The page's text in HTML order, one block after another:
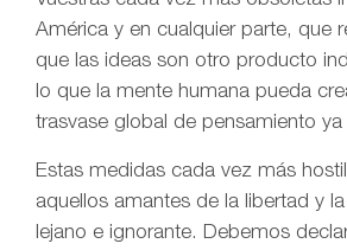
América y en cualquier parte, que
que las ideas son otro producto
lo que la mente humana pueda
trasvase global de pensamiento
Estas medidas cada vez más
aquellos amantes de la libertad y
lejano e ignorante. Debemos